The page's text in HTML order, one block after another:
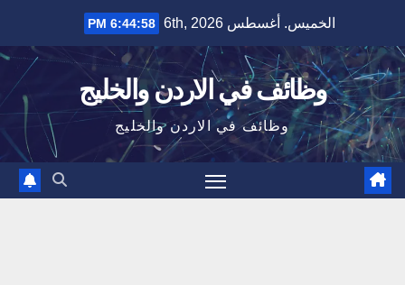
content
الخميس. أغسطس 6th, 2026 6:44:59 PM
وظائف في الاردن والخليج
وظائف في الاردن والخليج